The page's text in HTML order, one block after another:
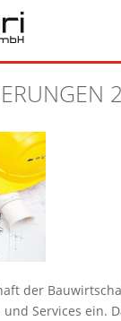
der
Services ein.